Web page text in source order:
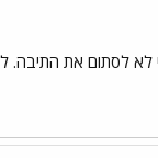
לא לסתום את התיבה.